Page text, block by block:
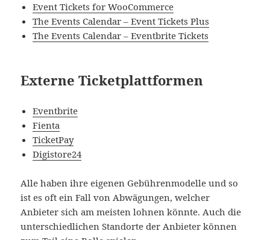
Event Tickets for WooCommerce
The Events Calendar – Event Tickets Plus
The Events Calendar – Eventbrite Tickets
Externe Ticketplattformen
Eventbrite
Fienta
TicketPay
Digistore24
Alle haben ihre eigenen Gebührenmodelle und so
ist es oft ein Fall von Abwägungen, welcher
Anbieter sich am meisten lohnen könnte. Auch die
unterschiedlichen Standorte der Anbieter können